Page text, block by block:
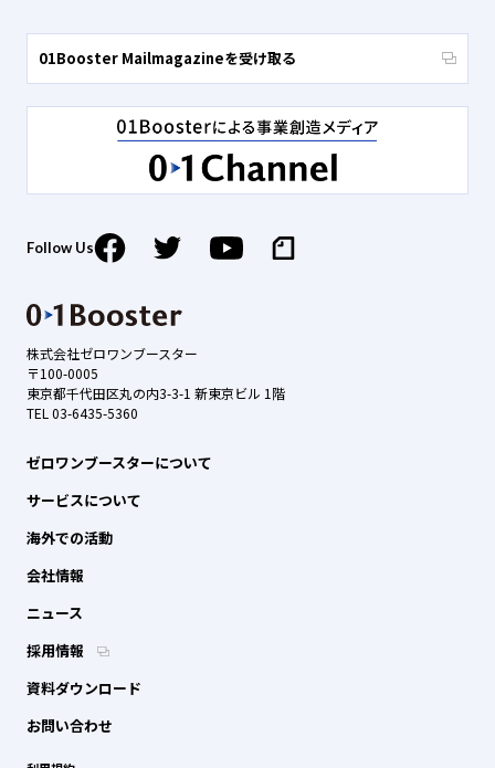
株式会社ゼロワンブースター
〒100-0005
東京都千代田区丸の内3-3-1 新東京ビル 1階
TEL 03-6435-5360
ゼロワンブースターについて
サービスについて
海外での活動
会社情報
ニュース
採用情報
資料ダウンロード
お問い合わせ
01Booster Mailmagazineを受け取る
Follow Us